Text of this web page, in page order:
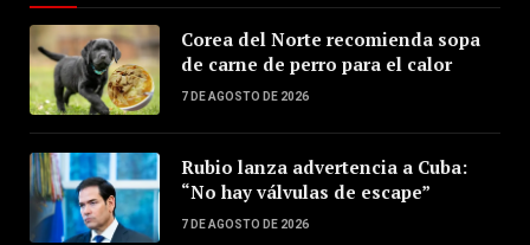
Corea del Norte recomienda sopa
de carne de perro para el calor
7 DE AGOSTO DE 2026
Rubio lanza advertencia a Cuba:
“No hay válvulas de escape”
7 DE AGOSTO DE 2026